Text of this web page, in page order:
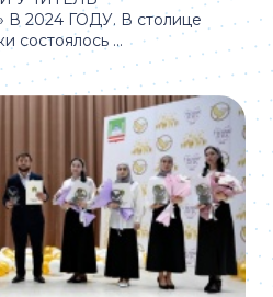
2024 ГОДУ. В столице
состоялось ...